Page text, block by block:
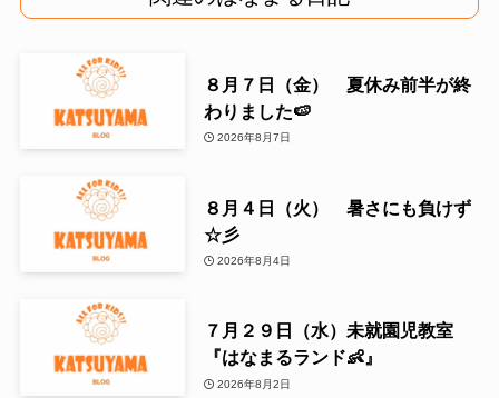
８月７日（金） 夏休み前半が終
わりました🍉
2026年8月7日
８月４日（火） 暑さにも負けず
☆彡
2026年8月4日
７月２９日（水）未就園児教室
『はなまるランド👶』
2026年8月2日